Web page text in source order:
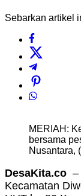
Sebarkan artikel
MERIAH:
bersama
Nusantara,
DesaKita.co –
Kecamatan